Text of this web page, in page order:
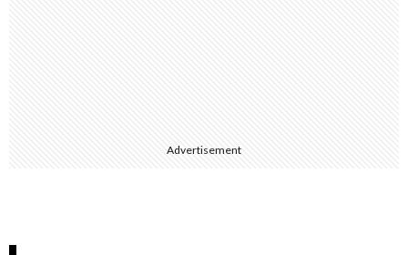
Advertisement